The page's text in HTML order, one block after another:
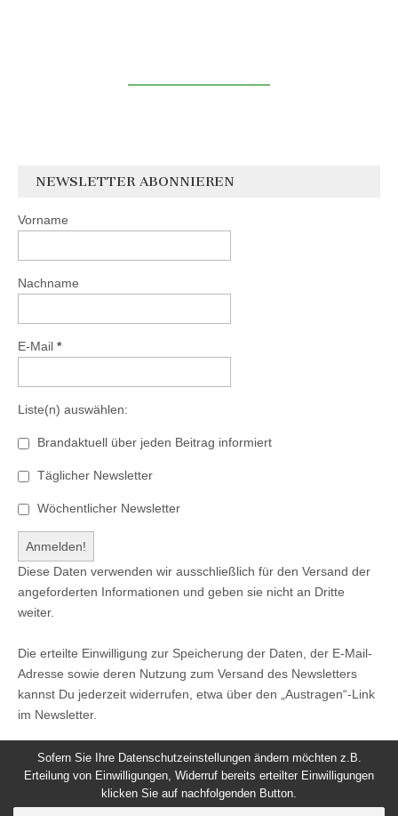
NEWSLETTER ABONNIEREN
Vorname
Nachname
E-Mail *
Liste(n) auswählen:
Brandaktuell über jeden Beitrag informiert
Täglicher Newsletter
Wöchentlicher Newsletter
Diese Daten verwenden wir ausschließlich für den Versand der
angeforderten Informationen und geben sie nicht an Dritte
weiter.
Die erteilte Einwilligung zur Speicherung der Daten, der E-Mail-
Adresse sowie deren Nutzung zum Versand des Newsletters
kannst Du jederzeit widerrufen, etwa über den „Austragen“-Link
im Newsletter.
Sofern Sie Ihre Datenschutzeinstellungen ändern möchten z.B.
Erteilung von Einwilligungen, Widerruf bereits erteilter Einwilligungen
klicken Sie auf nachfolgenden Button.